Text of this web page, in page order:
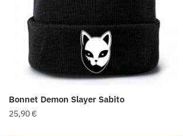
Bonnet Demon Slayer Sabito
25,90€